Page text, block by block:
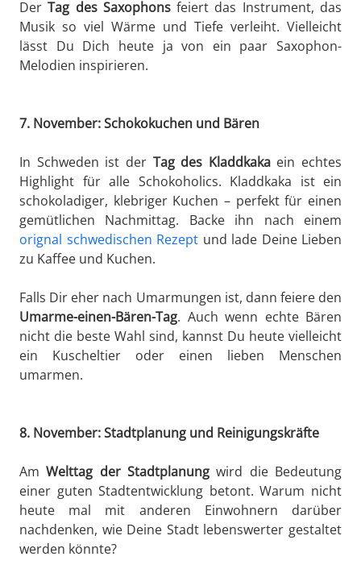
DerTag des Saxophonsfeiert das Instrument, das
Musik so viel Wärme und Tiefe verleiht. Vielleicht
lässt Du Dich heute ja von ein paar Saxophon-
Melodien inspirieren.
7. November: Schokokuchen und Bären
In Schweden ist der Tag des Kladdkakaein echtes
Highlight für alle Schokoholics. Kladdkaka ist ein
schokoladiger, klebriger Kuchen – perfekt für einen
gemütlichen Nachmittag. Backe ihn nach einem
orignal schwedischen Rezept und lade Deine Lieben
zu Kaffee und Kuchen.
Falls Dir eher nach Umarmungen ist, dann feiere den
Umarme-einen-Bären-Tag. Auch wenn echte Bären
nicht die beste Wahl sind, kannst Du heute vielleicht
ein Kuscheltier oder einen lieben Menschen
umarmen.
8. November: Stadtplanung und Reinigungskräfte
AmWelttag der Stadtplanung wird die Bedeutung
einer guten Stadtentwicklung betont. Warum nicht
heute mal mit anderen Einwohnern darüber
nachdenken, wie Deine Stadt lebenswerter gestaltet
werden könnte?